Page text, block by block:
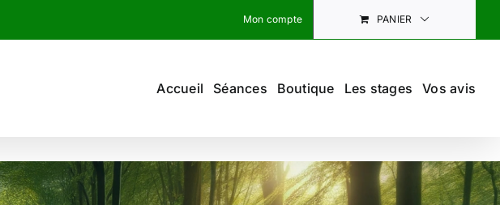
Mon compte PANIER
Accueil Séances Boutique Les stages Vos avis